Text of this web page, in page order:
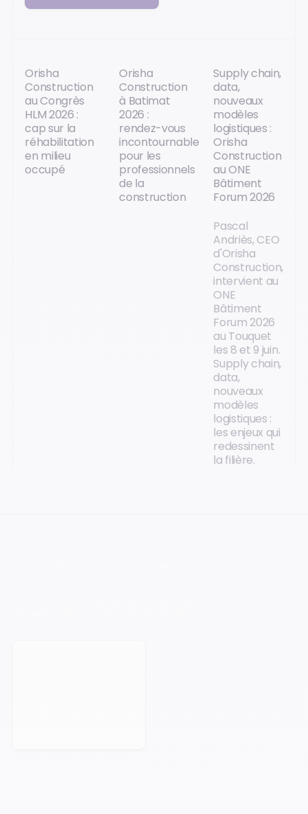
Orisha
Construction
au Congrès
HLM 2026 :
cap sur la
réhabilitation
en milieu
occupé
Orisha
Construction
à Batimat
2026 :
rendez-vous
incontournable
pour les
professionnels
de la
construction
Supply chain,
data,
nouveaux
modèles
logistiques :
Orisha
Construction
au ONE
Bâtiment
Forum 2026
Pascal
Andriès, CEO
d'Orisha
Construction,
intervient au
ONE
Bâtiment
Forum 2026
au Touquet
les 8 et 9 juin.
Supply chain,
data,
nouveaux
modèles
logistiques :
les enjeux qui
redessinent
la filière.